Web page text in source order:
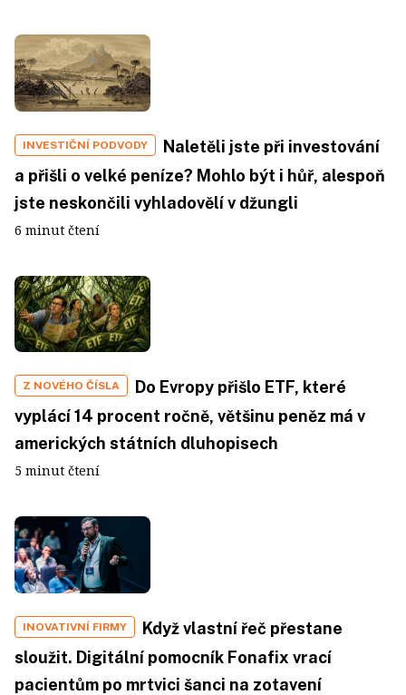
INVESTIČNÍ PODVODY
Naletěli jste při investování
a přišli o velké peníze? Mohlo být i hůř, alespoň
jste neskončili vyhladovělí v džungli
6 minut čtení
Z NOVÉHO ČÍSLA
Do Evropy přišlo ETF, které
vyplácí 14 procent ročně, většinu peněz má v
amerických státních dluhopisech
5 minut čtení
INOVATIVNÍ FIRMY
Když vlastní řeč přestane
sloužit. Digitální pomocník Fonafix vrací
pacientům po mrtvici šanci na zotavení